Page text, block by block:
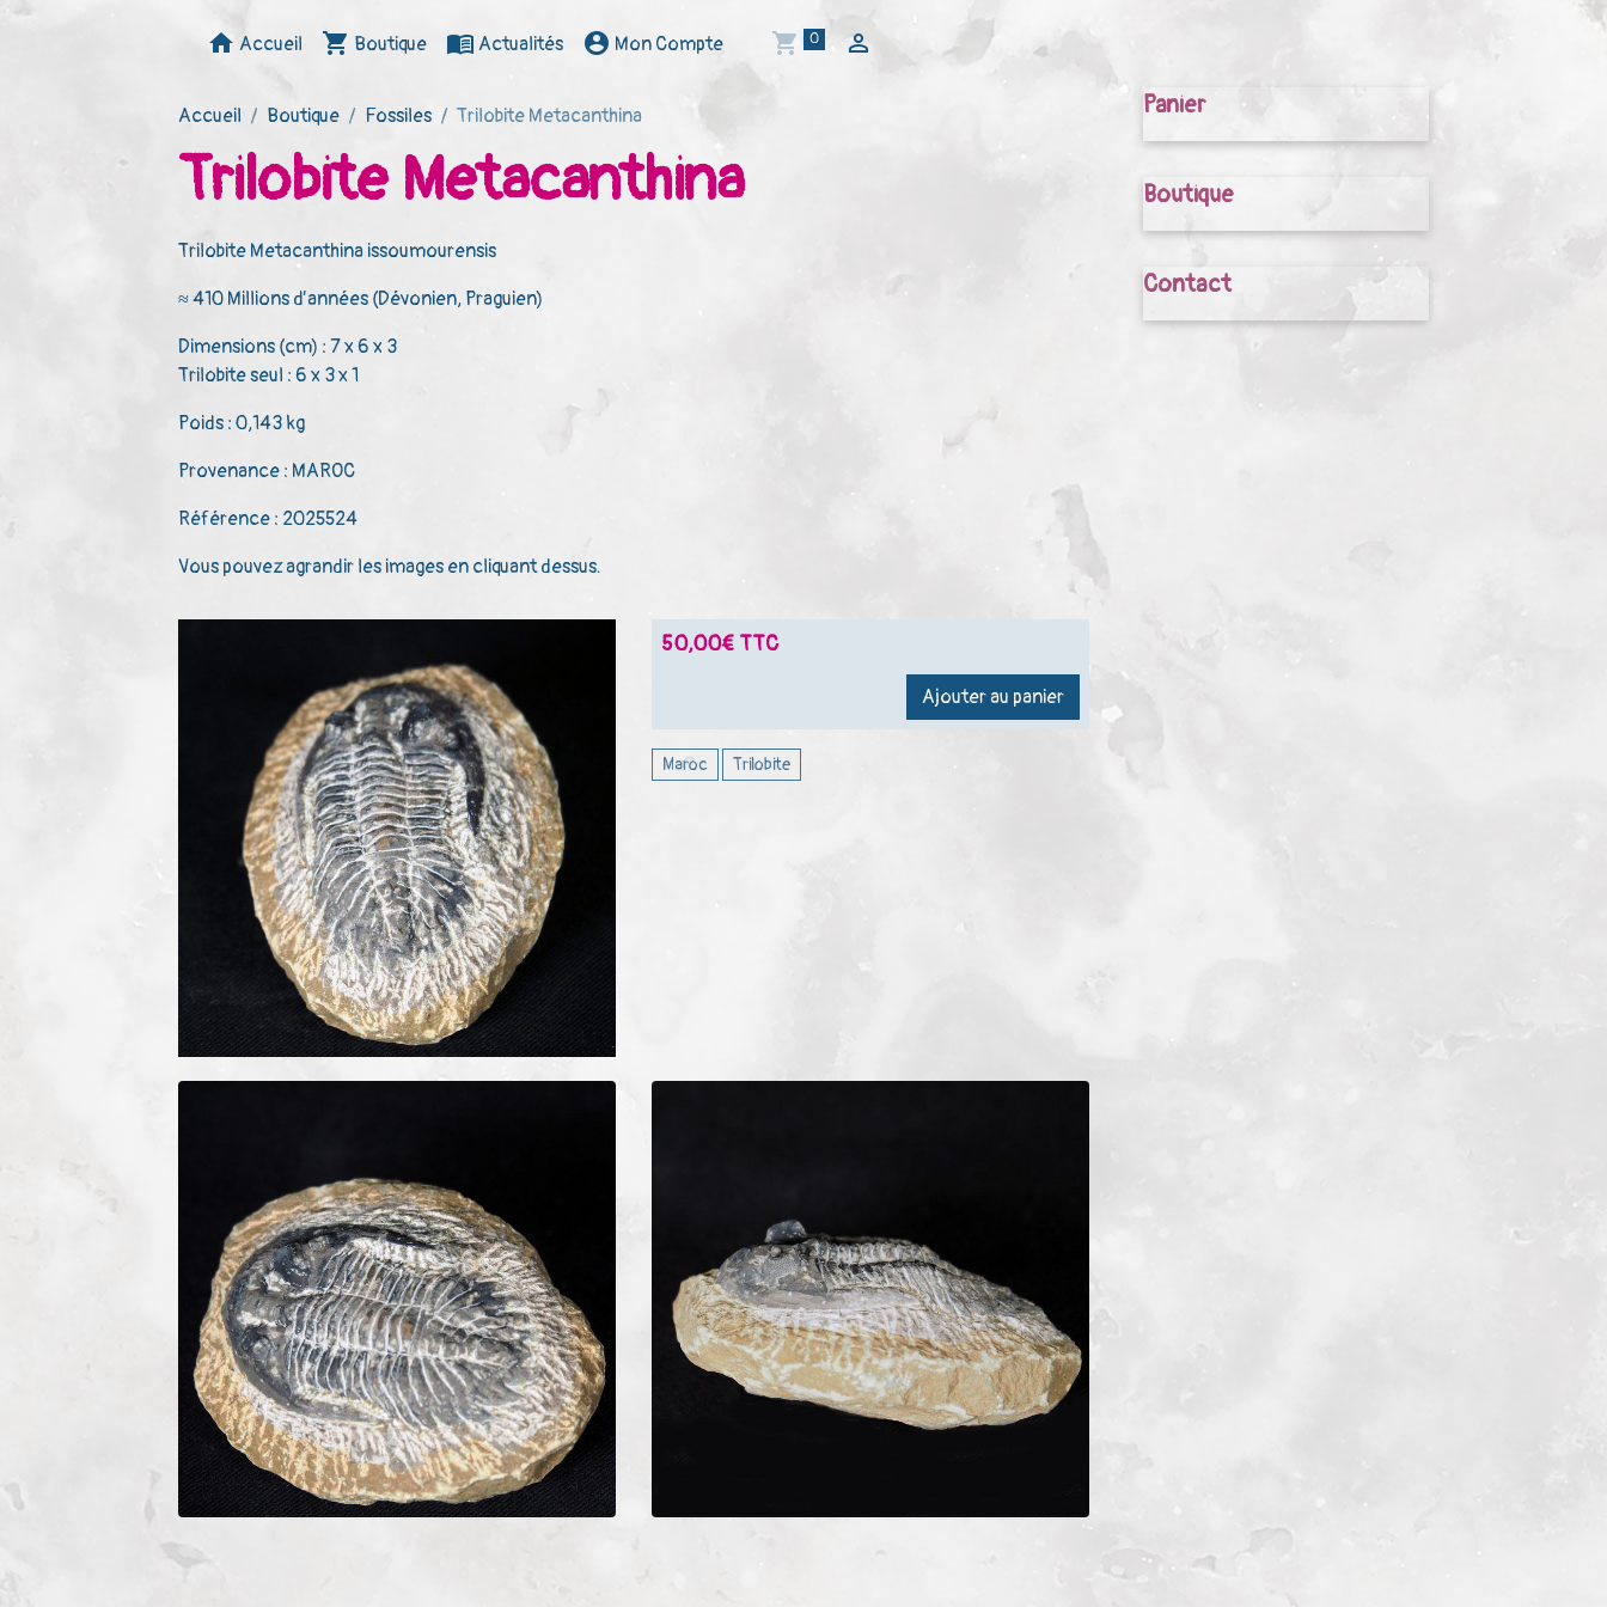
Accueil Boutique Actualités Mon Compte 0
Accueil Boutique Fossiles Trilobite Metacanthina
Trilobite Metacanthina
Trilobite Metacanthina issoumourensis
≈ 410 Millions d’années (Dévonien, Praguien)
Dimensions (cm) : 7 x 6 x 3
Trilobite seul : 6 x 3 x 1
Poids : 0,143 kg
Provenance : MAROC
Référence : 2025524
Vous pouvez agrandir les images en cliquant dessus.
50,00€ TTC
Ajouter au panier
Maroc Trilobite
Panier
Boutique
Contact